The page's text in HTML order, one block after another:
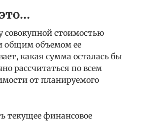
стоимостью
общим объемом ее
какая сумма осталась бы
рассчитаться по всем
от планируемого
текущее финансовое